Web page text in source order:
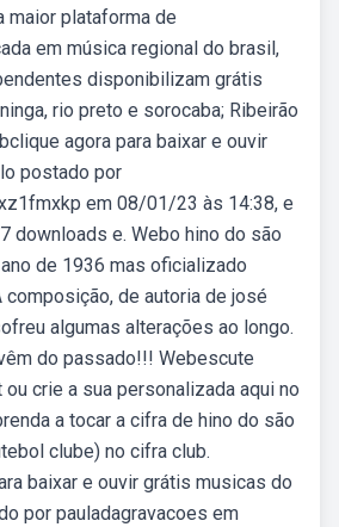
maior plataforma de
em música regional do brasil,
disponibilizam grátis
rio preto e sorocaba; Ribeirão
agora para baixar e ouvir
postado por
em 08/01/23 às 14:38, e
downloads e. Webo hino do são
de 1936 mas oficializado
composição, de autoria de josé
algumas alterações ao longo.
do passado!!! Webescute
crie a sua personalizada aqui no
a tocar a cifra de hino do são
clube) no cifra club.
baixar e ouvir grátis musicas do
por pauladagravacoes em